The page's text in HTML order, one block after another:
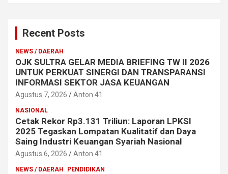
Recent Posts
NEWS / DAERAH
OJK SULTRA GELAR MEDIA BRIEFING TW II 2026
UNTUK PERKUAT SINERGI DAN TRANSPARANSI
INFORMASI SEKTOR JASA KEUANGAN
Agustus 7, 2026 Anton 41
NASIONAL
Cetak Rekor Rp3.131 Triliun: Laporan LPKSI
2025 Tegaskan Lompatan Kualitatif dan Daya
Saing Industri Keuangan Syariah Nasional
Agustus 6, 2026 Anton 41
NEWS / DAERAH PENDIDIKAN